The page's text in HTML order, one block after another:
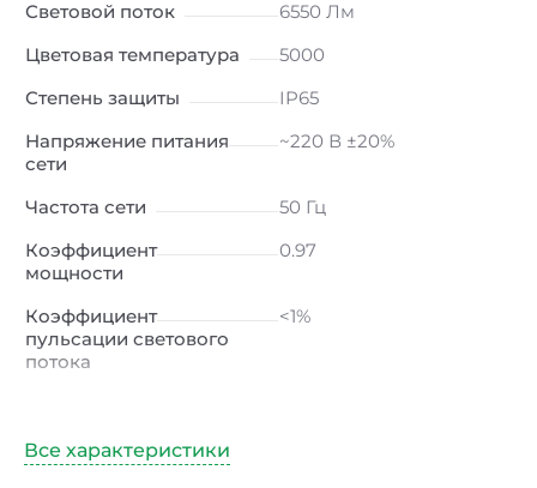
Световой поток
6550 Лм
Цветовая температура
5000
Степень защиты
IP65
Напряжение питания
сети
~220 В ±20%
Частота сети
50 Гц
Коэффициент
мощности
0.97
Коэффициент
пульсации светового
потока
<1%
Климатическое